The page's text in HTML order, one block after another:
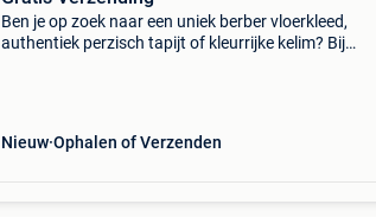
Ben je op zoek naar een uniek berber vloerkleed,
authentiek perzisch tapijt of kleurrijke kelim? Bij
Nieuw Ophalen of Verzenden